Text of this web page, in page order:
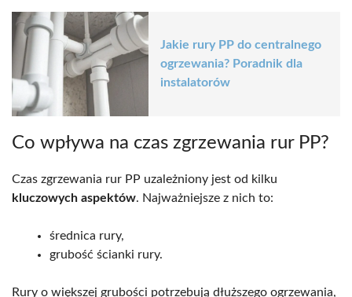
Jakie rury PP do centralnego
ogrzewania? Poradnik dla
instalatorów
Co wpływa na czas zgrzewania rur PP?
Czas zgrzewania rur PP uzależniony jest od kilku
kluczowych aspektów. Najważniejsze z nich to:
średnica rury,
grubość ścianki rury.
Rury o większej grubości potrzebują dłuższego ogrzewania,